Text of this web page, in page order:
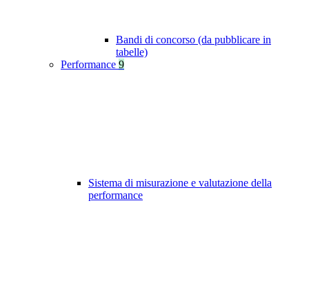
Bandi di concorso (da pubblicare in
tabelle)
Performance 9
Sistema di misurazione e valutazione della
performance